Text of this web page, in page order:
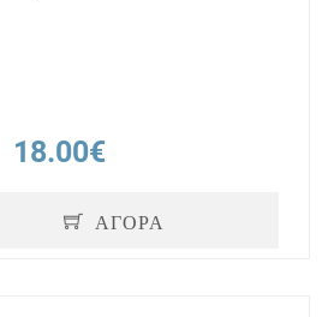
18.00€
ΑΓΟΡΑ